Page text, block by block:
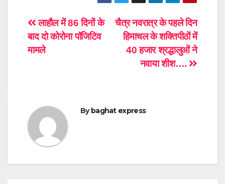
Post
navigation
चैत्र नवरात्र के पहले दिन
हिमाचल के शक्तिपीठों में
40 हजार श्रद्धालुओं ने
नवाया शीश….
लाहौल में 86 दिनों के
बाद दो कोरोना पॉजिटिव
मामले
Bybaghat express